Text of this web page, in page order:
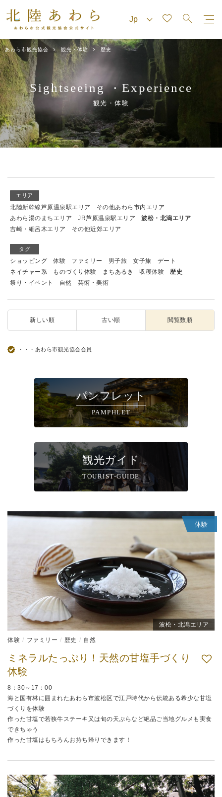
あわら市観光協会 観光・体験 歴史
Sightseeing・ Experience
観光・体験
エリア
北陸新幹線芦原温泉駅エリア
その他あわら市内エリア
あわら湯のまちエリア
JR芦原温泉駅エリア
波松・北潟エリア
吉崎・細呂木エリア
その他近郊エリア
タグ
ショッピング 体験 ファミリー 男子旅 女子旅
デート
ネイチャー系
ものづくり体験 まちあるき 収穫体験
歴史
祭り・イベント
自然 芸術・美術
新しい順 古い順 閲覧数順
・・・あわら市観光協会会員
パンフレット
PAMPHLET
観光ガイド
TOURIST-GUIDE
体験
波松・北潟エリア
体験 ファミリー 歴史 自然
ミネラルたっぷり！天然の甘塩手づくり
体験
8：30～17：00
海と国有林に囲まれたあわら市波松区で江戸時代から伝統ある希少な甘塩
づくりを体験
作った甘塩で若狭牛ステーキ又は旬の天ぷらなど絶品ご当地グルメも実食
できちゃう
作った甘塩はもちろんお持ち帰りできます！